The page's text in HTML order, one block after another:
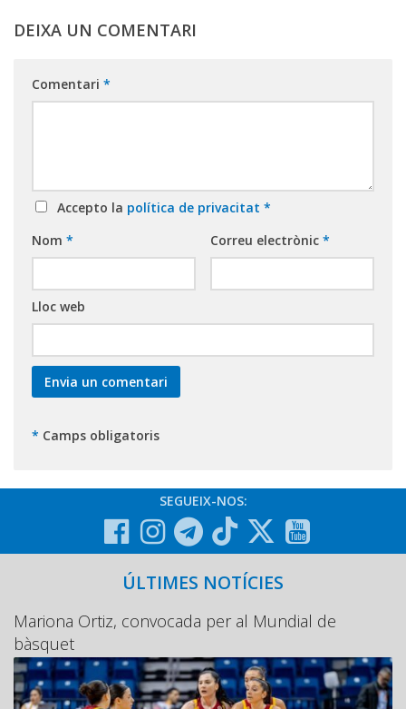
DEIXA UN COMENTARI
Comentari *
Accepto la política de privacitat *
Nom * Correu electrònic *
Lloc web
* Camps obligatoris
SEGUEIX-NOS:
ÚLTIMES NOTÍCIES
Mariona Ortiz, convocada per al Mundial de
bàsquet